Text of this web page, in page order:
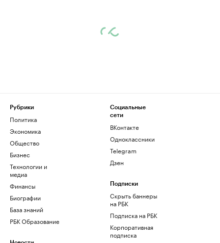
Рубрики
Политика
Экономика
Общество
Бизнес
Технологии и
медиа
Финансы
Биографии
База знаний
РБК Образование
Социальные
сети
ВКонтакте
Одноклассники
Telegram
Дзен
Подписки
Скрыть баннеры
на РБК
Подписка на РБК
Корпоративная
подписка